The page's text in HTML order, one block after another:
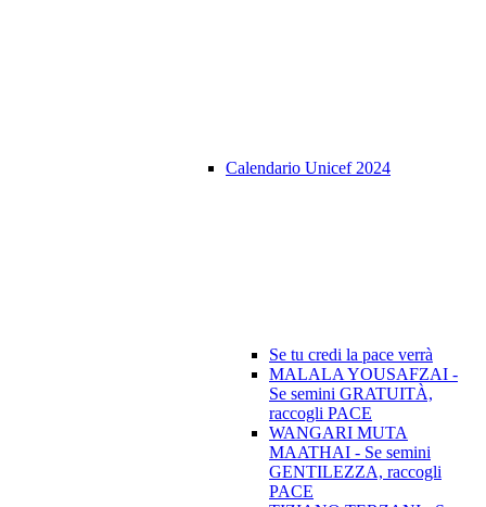
Calendario Unicef 2024
Se tu credi la pace verrà
MALALA YOUSAFZAI -
Se semini GRATUITÀ,
raccogli PACE
WANGARI MUTA
MAATHAI - Se semini
GENTILEZZA, raccogli
PACE